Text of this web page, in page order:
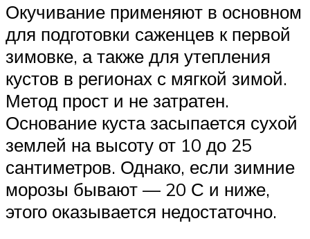
Окучивание применяют в основном
для подготовки саженцев к первой
зимовке, а также для утепления
кустов в регионах с мягкой зимой.
Метод прост и не затратен.
Основание куста засыпается сухой
землей на высоту от 10 до 25
сантиметров. Однако, если зимние
морозы бывают — 20 С и ниже,
этого оказывается недостаточно.